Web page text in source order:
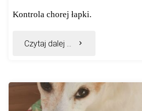
Kontrola chorej łapki.
Czytaj dalej ... "Wiosna
sił."